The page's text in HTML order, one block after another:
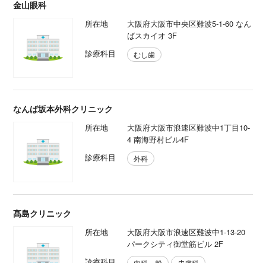
金山眼科
所在地
大阪府大阪市中央区難波5-1-60 なん
ばスカイオ 3F
診療科目
むし歯
なんば坂本外科クリニック
所在地
大阪府大阪市浪速区難波中1丁目10-
4 南海野村ビル4F
診療科目
外科
髙島クリニック
所在地
大阪府大阪市浪速区難波中1-13-20
パークシティ御堂筋ビル 2F